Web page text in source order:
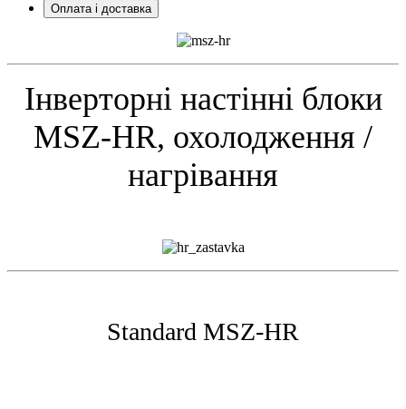
Оплата і доставка
Інверторні настінні блоки
MSZ-HR, охолодження /
нагрівання
Standard MSZ-HR